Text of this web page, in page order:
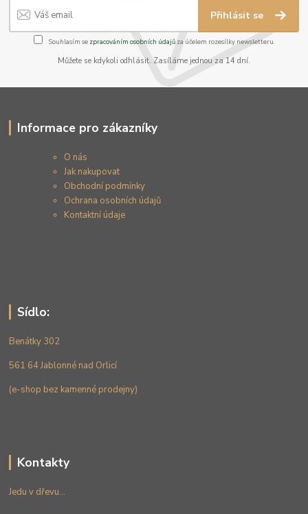
Přihlásit se
Souhlasím se zpracováním osobních údajůza účelem rozesílky newsletteru.
Můžete se kdykoli odhlásit. Zasíláme jednou za 14 dní.
Informace pro zákazníky
O nás
Jak nakupovat
Obchodní podmínky
Ochrana osobních údajů
Kontaktní údaje
Sídlo:
Benátky 302
561 64 Jablonné nad Orlicí
(e-shop bez kamenné prodejny)
Kontakty
Jedu v dřevu...